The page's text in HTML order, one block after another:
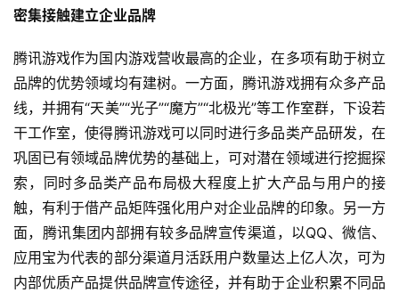
密集接触建立企业品牌
腾讯游戏作为国内游戏营收最高的企业，在多项有助于树立
品牌的优势领域均有建树。一方面，腾讯游戏拥有众多产品
线，并拥有“天美”“光子”“魔方”“北极光”等工作室群，下设若
干工作室，使得腾讯游戏可以同时进行多品类产品研发，在
巩固已有领域品牌优势的基础上，可对潜在领域进行挖掘探
索，同时多品类产品布局极大程度上扩大产品与用户的接
触，有利于借产品矩阵强化用户对企业品牌的印象。另一方
面，腾讯集团内部拥有较多品牌宣传渠道，以QQ、微信、
应用宝为代表的部分渠道月活跃用户数量达上亿人次，可为
内部优质产品提供品牌宣传途径，并有助于企业积累不同品